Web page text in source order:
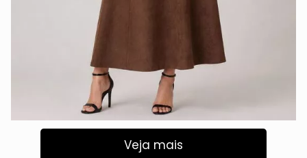
Veja mais